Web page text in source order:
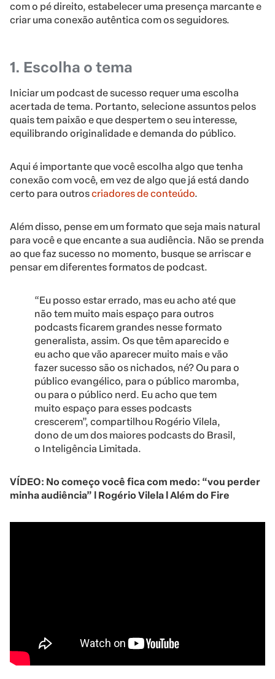
com o pé direito, estabelecer uma presença marcante e
criar uma conexão autêntica com os seguidores.
1. Escolha o tema
Iniciar um podcast de sucesso requer uma escolha
acertada de tema. Portanto, selecione assuntos pelos
quais tem paixão e que despertem o seu interesse,
equilibrando originalidade e demanda do público.
Aqui é importante que você escolha algo que tenha
conexão com você, em vez de algo que já está dando
certo para outroscriadores de conteúdo.
Além disso, pense em um formato que seja mais natural
para você e que encante a sua audiência. Não se prenda
ao que faz sucesso no momento, busque se arriscar e
pensar em diferentes formatos de podcast.
“Eu posso estar errado, mas eu acho até que
não tem muito mais espaço para outros
podcasts ficarem grandes nesse formato
generalista, assim. Os que têm aparecido e
eu acho que vão aparecer muito mais e vão
fazer sucesso são os nichados, né? Ou para o
público evangélico, para o público maromba,
ou para o público nerd. Eu acho que tem
muito espaço para esses podcasts
crescerem”, compartilhou Rogério Vilela,
dono de um dos maiores podcasts do Brasil,
o Inteligência Limitada.
VÍDEO: No começo você fica com medo: “vou perder
minha audiência” l Rogério Vilela l Além do Fire